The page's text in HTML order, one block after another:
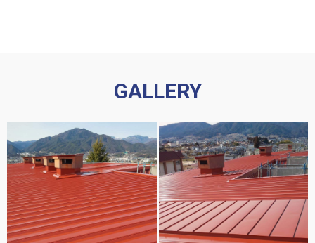
GALLERY